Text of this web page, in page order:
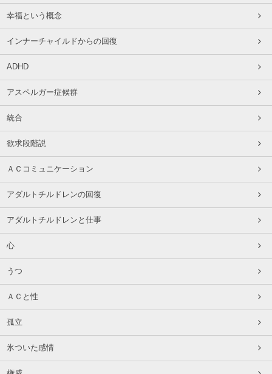
幸福という概念
インナーチャイルドからの回復
ADHD
アスペルガー症候群
統合
欲求段階説
ＡＣコミュニケーション
アダルトチルドレンの回復
アダルトチルドレンと仕事
心
うつ
ＡＣと性
孤立
氷ついた感情